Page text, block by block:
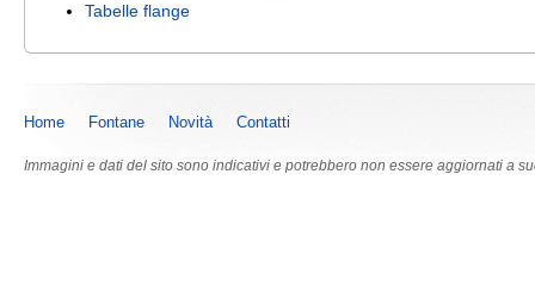
Tabelle flange
Home Fontane Novità Contatti
Immagini e dati del sito sono indicativi e potrebbero non essere aggiornati a